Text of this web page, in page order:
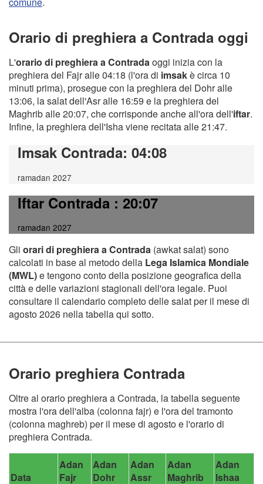
Orario di preghiera a Contrada oggi
L'orario di preghiera a Contradaoggi inizia con la
preghiera del Fajr alle 04:18 (l'ora di imsakè circa 10
minuti prima), prosegue con la preghiera del Dohr alle
13:06, la salat dell'Asr alle 16:59 e la preghiera del
Maghrib alle 20:07, che corrisponde anche all'ora dell'iftar.
Infine, la preghiera dell'Isha viene recitata alle 21:47.
Imsak Contrada: 04:08
ramadan 2027
Iftar Contrada: 20:07
ramadan 2027
Gli orari di preghiera a Contrada (awkat salat) sono
calcolati in base al metodo della Lega Islamica Mondiale
(MWL)e tengono conto della posizione geografica della
città e delle variazioni stagionali dell'ora legale. Puoi
consultare il calendario completo delle salat per il mese di
agosto 2026 nella tabella qui sotto.
Orario preghiera Contrada
Oltre al orario preghiera a Contrada, la tabella seguente
mostra l'ora dell'alba (colonna fajr) e l'ora del tramonto
(colonna maghreb) per il mese di agosto e l'orario di
preghiera Contrada.
Data
Adan
Fajr
Adan
Dohr
Adan
Assr
Adan
Maghrib
Adan
Ishaa